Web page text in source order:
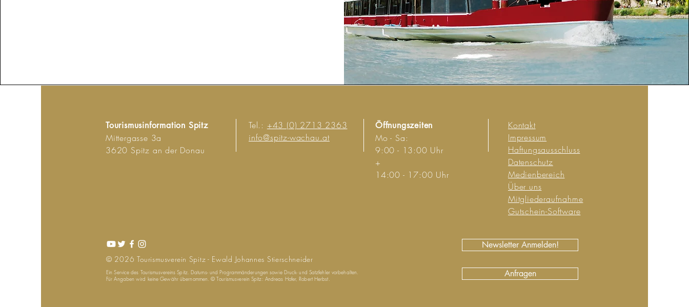
Tourismusinformation Spitz
Mittergasse 3a
3620 Spitz an der Donau
Tel.: +43 (0) 2713 2363
info@spitz-wachau.at
© 2026 Tourismusverein Spitz - Ewald Johannes Stierschneider
Ein Service des Tourismusvereins Spitz. Datums- und Programmänderungen sowie Druck- und Satzfehler vorbehalten.
Für Angaben wird keine Gewähr übernommen. © Tourismusverein Spitz: Andreas Hofer, Robert Herbst.
Kontakt
Impressum
Haftungsausschluss
Datenschutz
Medienbereich
Über uns
Mitgliederaufnahme
Gutschein-Software
Newsletter Anmelden!
Anfragen
Öffnungszeiten
Mo - Sa:
9:00 - 13:00 Uhr
+
14:00 - 17:00 Uhr